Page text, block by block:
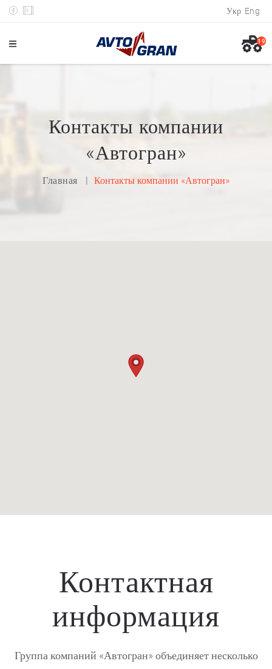
Укр Eng
19
Контакты компании
«Автогран»
Главная Контакты компании «Автогран»
Контактная
информация
Группа компаний «Автогран» объединяет несколько